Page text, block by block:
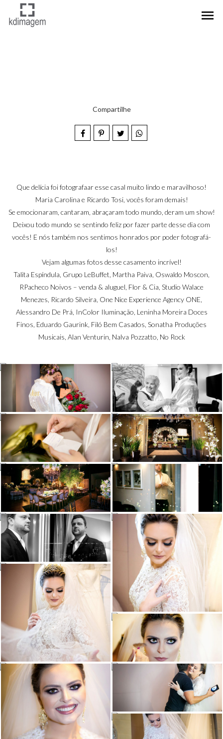
menu
Compartilhe
Que delícia foi fotografaar esse casal muito lindo e maravilhoso!
Maria Carolina e Ricardo Tosi, vocês foram demais!
Se emocionaram, cantaram, abraçaram todo mundo, deram um show!
Deixou todo mundo se sentindo feliz por fazer parte desse dia com
vocês! E nós também nos sentimos honrados por poder fotografá-
los!
Vejam algumas fotos desse casamento incrível!
Talita Espíndula, Grupo LeBuffet, Martha Paiva, Oswaldo Moscon,
RPacheco Noivos – venda & aluguel, Flor & Cia, Studio Walace
Menezes, Ricardo Silveira, One Nice Experience Agency ONE,
Alessandro De Prá, InColor Iluminação, Leninha Moreira Doces
Finos, Eduardo Gaurink, Filó Bem Casados, Sonatha Produções
Musicais, Alan Venturin, Nalva Pozzatto, No Rock